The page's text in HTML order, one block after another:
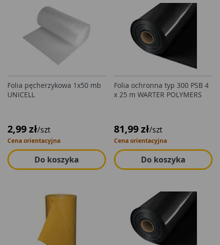
Folia pęcherzykowa 1x50 mb
UNICELL
2,99 zł/szt
Cena orientacyjna
Do koszyka
Folia ochronna typ 300 PSB 4
x 25 m WARTER POLYMERS
81,99 zł/szt
Cena orientacyjna
Do koszyka